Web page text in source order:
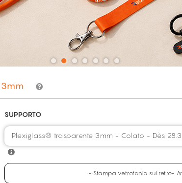
SUPPORTO
Plexiglass® trasparente 3mm - Colato - Dès
- Stampa vetrofania sul retro-